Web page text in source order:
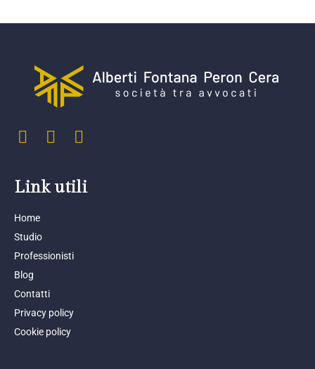
Link utili
Home
Studio
Professionisti
Blog
Contatti
Privacy policy
Cookie policy